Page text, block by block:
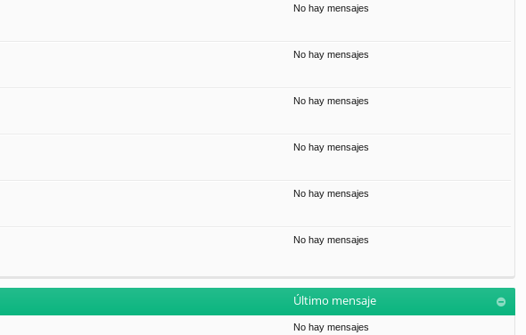
No hay mensajes
No hay mensajes
No hay mensajes
No hay mensajes
No hay mensajes
No hay mensajes
Último mensaje
No hay mensajes